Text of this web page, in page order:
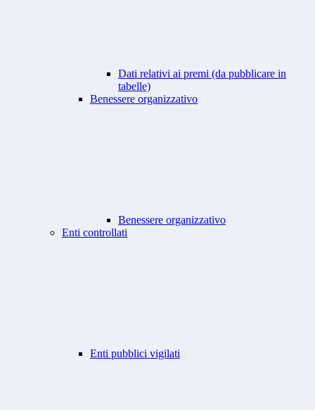
Dati relativi ai premi (da pubblicare in
tabelle)
Benessere organizzativo
Benessere organizzativo
Enti controllati
Enti pubblici vigilati